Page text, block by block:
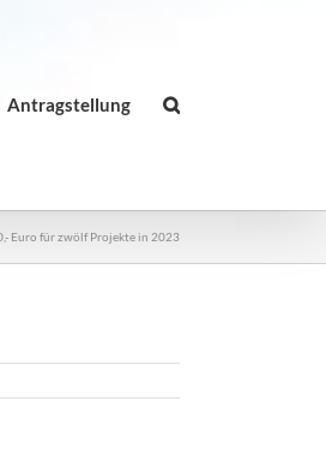
Antragstellung
Euro für zwölf Projekte in 2023